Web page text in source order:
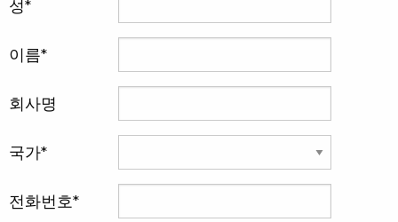
성
이름
회사명
국가
전화번호